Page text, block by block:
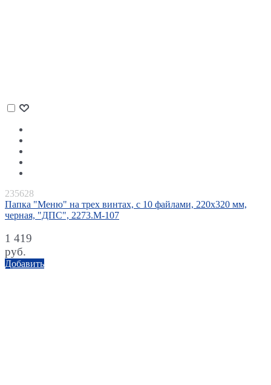
235628
Папка "Меню" на трех винтах, с 10 файлами, 220х320 мм,
черная, "ДПС", 2273.М-107
1 419
руб.
Добавить